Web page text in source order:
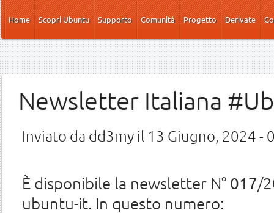
Salta al contenuto principale
Home
Scopri Ubuntu Supporto Comunità Progetto Derivate
Newsletter Italiana
Inviato da dd3my il 13 Giugno, 2024 -
È disponibile la newsletter N° 017/
ubuntu-it. In questo numero: